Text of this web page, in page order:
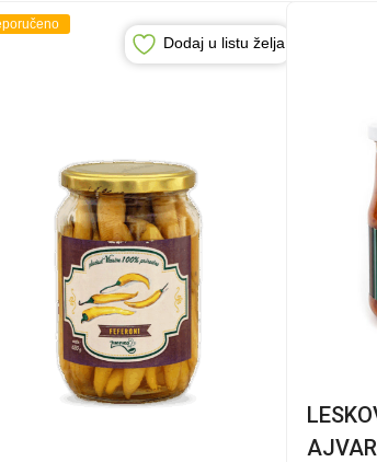
Dodaj u listu želja